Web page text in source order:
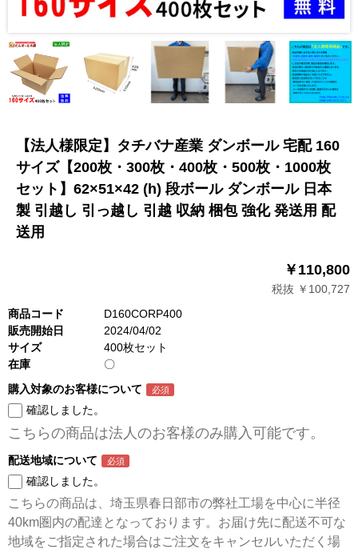
【法人様限定】タチバナ産業 ダンボール 宅配 160
サイズ【200枚・300枚・400枚・500枚・1000枚
セット】62×51×42 (h) 段ボール ダンボール 日本
製 引越し 引っ越し 引越 収納 梱包 強化 発送用 配
送用
￥110,800
税抜 ￥100,727
商品コード
D160CORP400
販売開始日
2024/04/02
サイズ
400枚セット
在庫
〇
購入対象のお客様について
確認しました。
こちらの商品は法人のお客様のみ購入可能です。
配送地域について
確認しました。
こちらの商品は、埼玉県春日部市の弊社工場を中心に半径
40km圏内の配達となっております。お届け先に配送不可な
地域をご指定された場合はご注文をキャンセルいただく場